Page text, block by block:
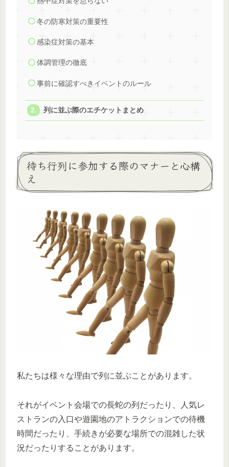
冬の防寒対策の重要性
感染症対策の基本
体調管理の徹底
事前に確認すべきイベントのルール
列に並ぶ際のエチケットまとめ
待ち行列に参加する際のマナーと心構
え
私たちは様々な理由で列に並ぶことがあります。
それがイベント会場での長蛇の列だったり、人気レ
ストランの入口や遊園地のアトラクションでの待機
時間だったり、手続きが必要な場所での混雑した状
況だったりすることがあります。